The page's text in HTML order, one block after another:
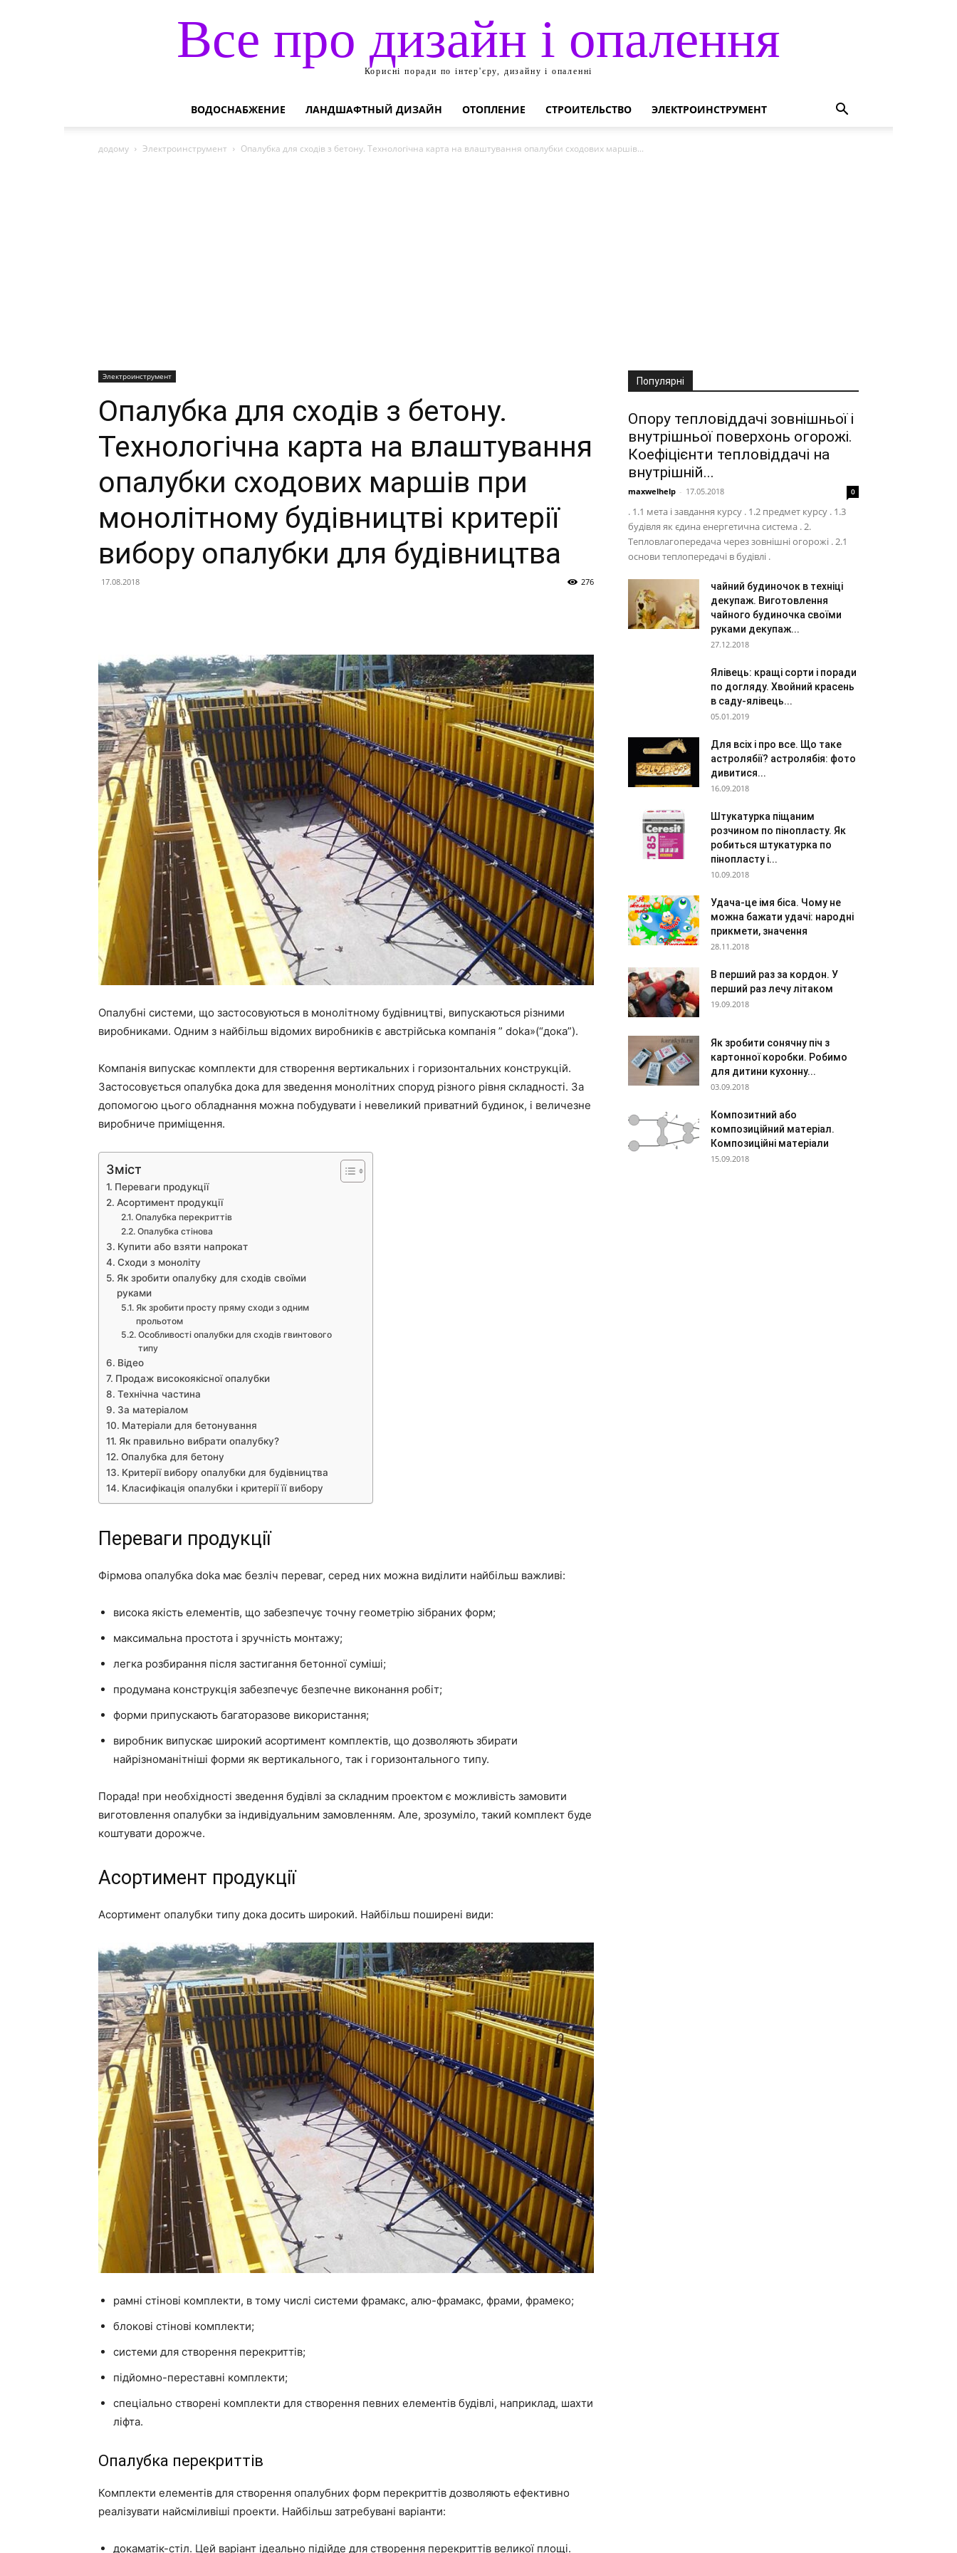
Все про дизайн і опалення
Корисні поради по інтер'єру, дизайну і опаленні
ВОДОСНАБЖЕНИЕ ЛАНДШАФТНЫЙ ДИЗАЙН ОТОПЛЕНИЕ СТРОИТЕЛЬСТВО ЭЛЕКТРОИНСТРУМЕНТ
додому Электроинструмент Опалубка для сходів з бетону. Технологічна карта на влаштування опалубки сходових маршів...
Электроинструмент
Опалубка для сходів з бетону.
Технологічна карта на влаштування
опалубки сходових маршів при
монолітному будівництві критерії
вибору опалубки для будівництва
17.08.2018 276
Опалубні системи, що застосовуються в монолітному будівництві, випускаються різними
виробниками. Одним з найбільш відомих виробників є австрійська компанія ” doka»(“дока”).
Компанія випускає комплекти для створення вертикальних і горизонтальних конструкцій.
Застосовується опалубка дока для зведення монолітних споруд різного рівня складності. За
допомогою цього обладнання можна побудувати і невеликий приватний будинок, і величезне
виробниче приміщення.
Зміст
Переваги продукції
Асортимент продукції
Опалубка перекриттів
Опалубка стінова
Купити або взяти напрокат
Сходи з моноліту
Як зробити опалубку для сходів своїми
руками
Як зробити просту пряму сходи з одним
прольотом
Особливості опалубки для сходів гвинтового
типу
Відео
Продаж високоякісної опалубки
Технічна частина
За матеріалом
Матеріали для бетонування
Як правильно вибрати опалубку?
Опалубка для бетону
Критерії вибору опалубки для будівництва
Класифікація опалубки і критерії її вибору
Переваги продукції
Фірмова опалубка doka має безліч переваг, серед них можна виділити найбільш важливі:
висока якість елементів, що забезпечує точну геометрію зібраних форм;
максимальна простота і зручність монтажу;
легка розбирання після застигання бетонної суміші;
продумана конструкція забезпечує безпечне виконання робіт;
форми припускають багаторазове використання;
виробник випускає широкий асортимент комплектів, що дозволяють збирати
найрізноманітніші форми як вертикального, так і горизонтального типу.
Порада! при необхідності зведення будівлі за складним проектом є можливість замовити
виготовлення опалубки за індивідуальним замовленням. Але, зрозуміло, такий комплект буде
коштувати дорожче.
Асортимент продукції
Асортимент опалубки типу дока досить широкий. Найбільш поширені види:
рамні стінові комплекти, в тому числі системи фрамакс, алю-фрамакс, фрами, фрамеко;
блокові стінові комплекти;
системи для створення перекриттів;
підйомно-переставні комплекти;
спеціально створені комплекти для створення певних елементів будівлі, наприклад, шахти
ліфта.
Опалубка перекриттів
Комплекти елементів для створення опалубних форм перекриттів дозволяють ефективно
реалізувати найсміливіші проекти. Найбільш затребувані варіанти:
докаматік-стіл. Цей варіант ідеально підійде для створення перекриттів великої площі.
Популярні
Опору тепловіддачі зовнішньої і
внутрішньої поверхонь огорожі.
Коефіцієнти тепловіддачі на
внутрішній...
maxwelhelp - 17.05.2018 0
. 1.1 мета і завдання курсу . 1.2 предмет курсу . 1.3
будівля як єдина енергетична система . 2.
Тепловлагопередача через зовнішні огорожі . 2.1
основи теплопередачі в будівлі .
чайний будиночок в техніці
декупаж. Виготовлення
чайного будиночка своїми
руками декупаж...
27.12.2018
Ялівець: кращі сорти і поради
по догляду. Хвойний красень
в саду-ялівець...
05.01.2019
Для всіх і про все. Що таке
астролябії? астролябія: фото
дивитися...
16.09.2018
Штукатурка піщаним
розчином по пінопласту. Як
робиться штукатурка по
пінопласту і...
10.09.2018
Удача-це імя біса. Чому не
можна бажати удачі: народні
прикмети, значення
28.11.2018
В перший раз за кордон. У
перший раз лечу літаком
19.09.2018
Як зробити сонячну піч з
картонної коробки. Робимо
для дитини кухонну...
03.09.2018
Композитний або
композиційний матеріал.
Композиційні матеріали
15.09.2018